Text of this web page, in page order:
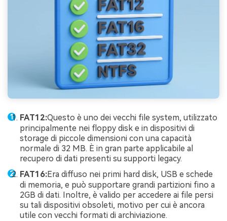
FAT12:Questo è uno dei vecchi file system, utilizzato
principalmente nei floppy disk e in dispositivi di
storage di piccole dimensioni con una capacità
normale di 32 MB. È in gran parte applicabile al
recupero di dati presenti su supporti legacy.
FAT16:Era diffuso nei primi hard disk, USB e schede
di memoria, e può supportare grandi partizioni fino a
2GB di dati. Inoltre, è valido per accedere ai file persi
su tali dispositivi obsoleti, motivo per cui è ancora
utile con vecchi formati di archiviazione.